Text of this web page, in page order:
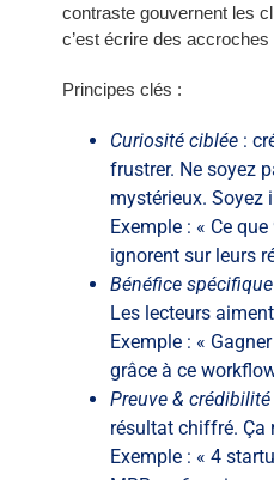
contraste gouvernent les
c’est écrire des accroches
Principes clés :
Curiosité ciblée :
frustrer. Ne soyez
mystérieux. Soyez
Exemple : « Ce
ignorent sur leurs
Bénéfice spécifique
Les lecteurs
Exemple : «
grâce à ce
Preuve & crédibilité
résultat chiffré. Ça
Exemple : « 4